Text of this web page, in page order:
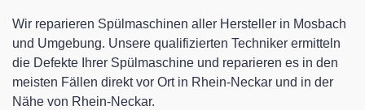
Wir reparieren Spülmaschinen aller Hersteller in Mosbach
und Umgebung. Unsere qualifizierten Techniker ermitteln
die Defekte Ihrer Spülmaschine und reparieren es in den
meisten Fällen direkt vor Ort in Rhein-Neckar und in der
Nähe von Rhein-Neckar.